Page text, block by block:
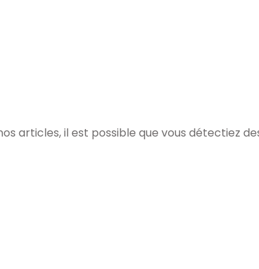
articles, il est possible que vous détectiez